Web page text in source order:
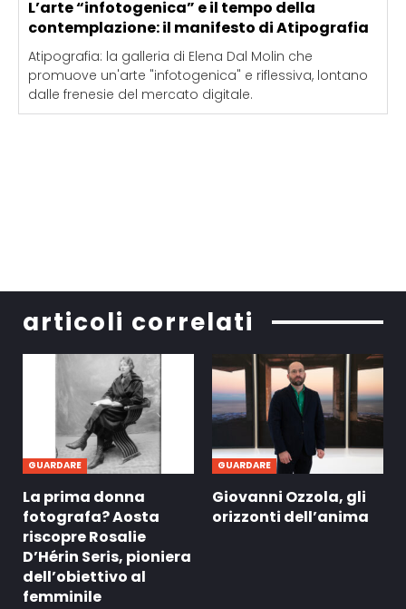
L’arte “infotogenica” e il tempo della
contemplazione: il manifesto di Atipografia
Atipografia: la galleria di Elena Dal Molin che
promuove un'arte "infotogenica" e riflessiva, lontano
dalle frenesie del mercato digitale.
articoli correlati
GUARDARE
La prima donna
fotografa? Aosta
riscopre Rosalie
D’Hérin Seris, pioniera
dell’obiettivo al
femminile
GUARDARE
Giovanni Ozzola, gli
orizzonti dell’anima